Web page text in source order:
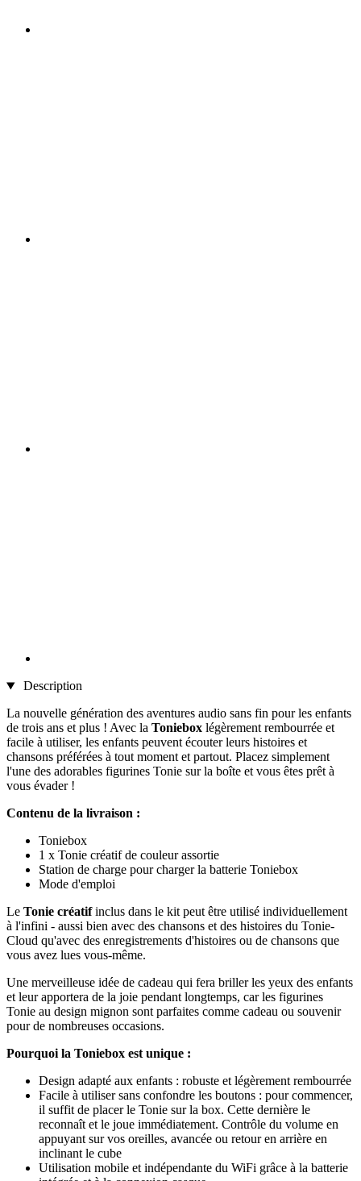
Description
La nouvelle génération des aventures audio sans fin pour les enfants
de trois ans et plus ! Avec la Toniebox légèrement rembourrée et
facile à utiliser, les enfants peuvent écouter leurs histoires et
chansons préférées à tout moment et partout. Placez simplement
l'une des adorables figurines Tonie sur la boîte et vous êtes prêt à
vous évader !
Contenu de la livraison :
Toniebox
1 x Tonie créatif de couleur assortie
Station de charge pour charger la batterie Toniebox
Mode d'emploi
Le Tonie créatifinclus dans le kit peut être utilisé individuellement
à l'infini - aussi bien avec des chansons et des histoires du Tonie-
Cloud qu'avec des enregistrements d'histoires ou de chansons que
vous avez lues vous-même.
Une merveilleuse idée de cadeau qui fera briller les yeux des enfants
et leur apportera de la joie pendant longtemps, car les figurines
Tonie au design mignon sont parfaites comme cadeau ou souvenir
pour de nombreuses occasions.
Pourquoi la Toniebox est unique :
Design adapté aux enfants : robuste et légèrement rembourrée
Facile à utiliser sans confondre les boutons : pour commencer,
il suffit de placer le Tonie sur la box. Cette dernière le
reconnaît et le joue immédiatement. Contrôle du volume en
appuyant sur vos oreilles, avancée ou retour en arrière en
inclinant le cube
Utilisation mobile et indépendante du WiFi grâce à la batterie